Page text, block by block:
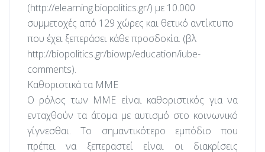
(http://elearning.biopolitics.gr/) με 10.000
συμμετοχές από 129 χώρες και θετικό αντίκτυπο
που έχει ξεπεράσει κάθε προσδοκία. (βλ
http://biopolitics.gr/biowp/education/iube-
comments).
Καθοριστικά τα ΜΜΕ
Ο ρόλος των ΜΜΕ είναι καθοριστικός για να
ενταχθούν τα άτομα με αυτισμό στο κοινωνικό
γίγνεσθαι. Το σημαντικότερο εμπόδιο που
πρέπει να ξεπεραστεί είναι οι διακρίσεις